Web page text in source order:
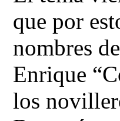
que por
nombres
Enrique
los